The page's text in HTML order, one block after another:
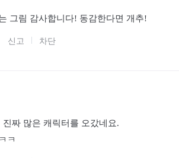
그림 감사합니다! 동감한다면 개추!
신고 차단
진짜 많은 캐릭터를 오갔네요.
ㅋ